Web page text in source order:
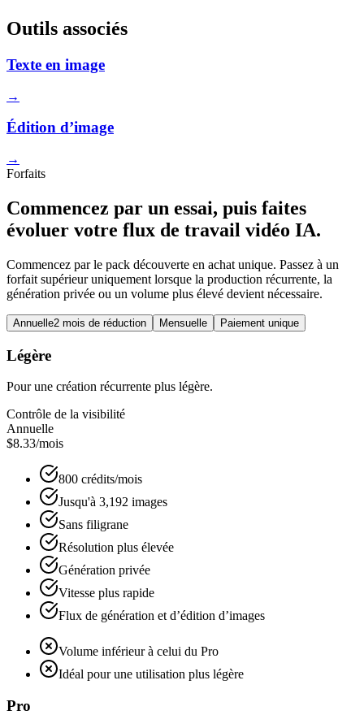
Outils associés
Texte en image
→
Édition d’image
→
Forfaits
Commencez par un essai, puis faites
évoluer votre flux de travail vidéo IA.
Commencez par le pack découverte en achat unique. Passez à un
forfait supérieur uniquement lorsque la production récurrente, la
génération privée ou un volume plus élevé devient nécessaire.
Annuelle2 mois de réduction Mensuelle Paiement unique
Légère
Pour une création récurrente plus légère.
Contrôle de la visibilité
Annuelle
$8.33/mois
800 crédits/mois
Jusqu'à 3,192 images
Sans filigrane
Résolution plus élevée
Génération privée
Vitesse plus rapide
Flux de génération et d’édition d’images
Volume inférieur à celui du Pro
Idéal pour une utilisation plus légère
Pro